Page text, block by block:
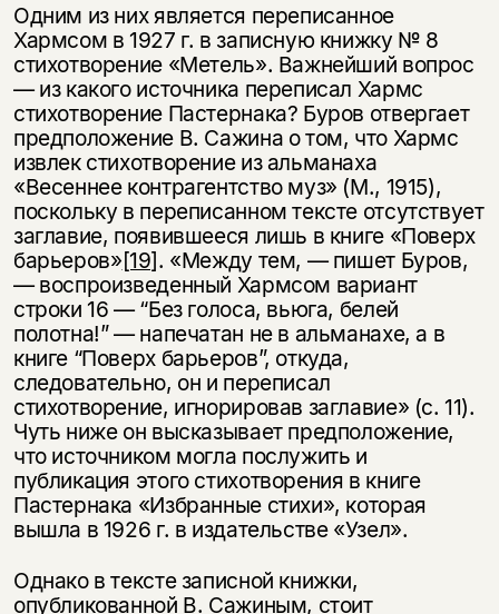
Одним из них является переписанное
Хармсом в 1927 г. в записную книжку № 8
стихотворение «Метель». Важнейший вопрос
— из какого источника переписал Хармс
стихотворение Пастернака? Буров отвергает
предположение В. Сажина о том, что Хармс
извлек стихотворение из альманаха
«Весеннее контрагентство муз» (М., 1915),
поскольку в переписанном тексте отсутствует
заглавие, появившееся лишь в книге «Поверх
барьеров»[19]. «Между тем, — пишет Буров,
— воспроизведенный Хармсом вариант
строки 16 — “Без голоса, вьюга, белей
полотна!” — напечатан не в альманахе, а в
книге “Поверх барьеров”, откуда,
следовательно, он и переписал
стихотворение, игнорировав заглавие» (с. 11).
Чуть ниже он высказывает предположение,
что источником могла послужить и
публикация этого стихотворения в книге
Пастернака «Избранные стихи», которая
вышла в 1926 г. в издательстве «Узел».
Однако в тексте записной книжки,
опубликованной В. Сажиным, стоит